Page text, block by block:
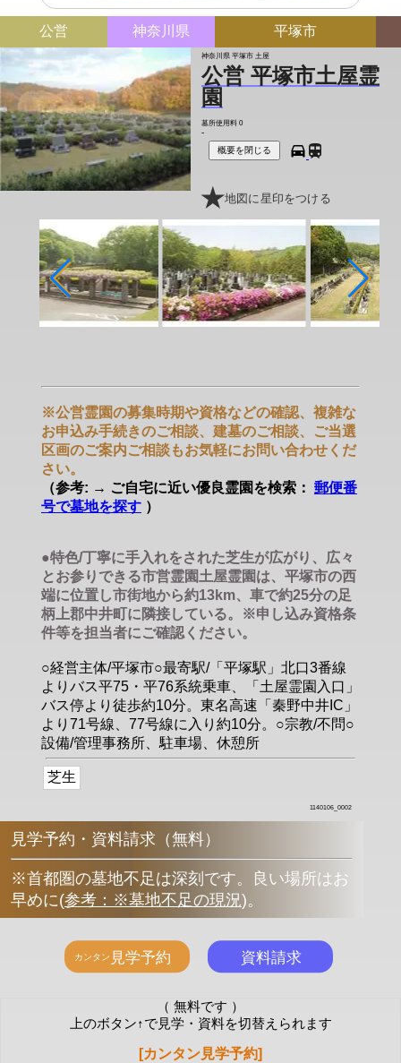
公営 神奈川県 平塚市
神奈川県 平塚市 土屋
公営 平塚市土屋霊
園
墓所使用料 0
-
概要を閉じる
地図に星印をつける
※公営霊園の募集時期や資格などの確認、複雑な
お申込み手続きのご相談、建墓のご相談、ご当選
区画のご案内ご相談もお気軽にお問い合わせくだ
さい。
（参考: → ご自宅に近い優良霊園を検索： 郵便番
号で墓地を探す ）
●特色/丁寧に手入れをされた芝生が広がり、広々
とお参りできる市営霊園土屋霊園は、平塚市の西
端に位置し市街地から約13km、車で約25分の足
柄上郡中井町に隣接している。※申し込み資格条
件等を担当者にご確認ください。
○経営主体/平塚市○最寄駅/「平塚駅」北口3番線
よりバス平75・平76系統乗車、「土屋霊園入口」
バス停より徒歩約10分。東名高速「秦野中井IC」
より71号線、77号線に入り約10分。○宗教/不問○
設備/管理事務所、駐車場、休憩所
芝生
1140106_0002
見学予約・資料請求（無料）
※首都圏の墓地不足は深刻です。良い場所はお
早めに(参考：※墓地不足の現況)。
（ 無料です ）
上のボタン↑で見学・資料を切替えられます
[カンタン見学予約]